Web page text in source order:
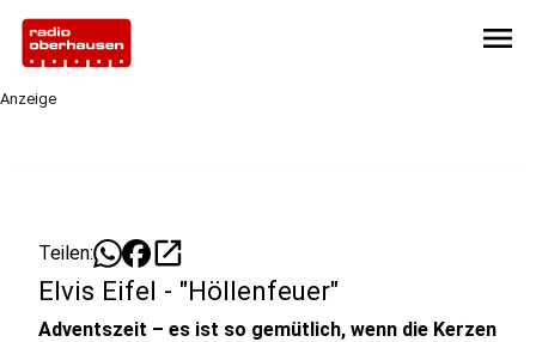
menu
Anzeige
Teilen: open_in_new
Elvis Eifel - "Höllenfeuer"
Adventszeit – es ist so gemütlich, wenn die Kerzen